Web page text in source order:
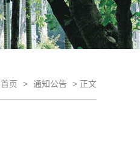
首页 > 通知公告 > 正文